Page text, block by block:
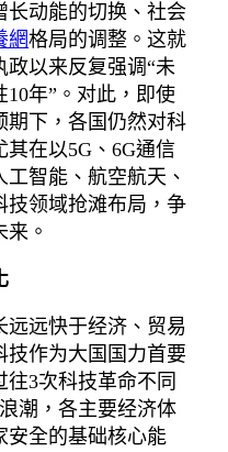
长动能的切换、社会
網格局的调整。这就
政以来反复强调“未
年”。对此，即使
期下，各国仍然对科
在以5G、6G通信
智能、航空航天、
技领域抢滩布局，争
。
远远快于经济、贸易
技作为大国国力首要
3次科技革命不同
潮，各主要经济体
安全的基础核心能